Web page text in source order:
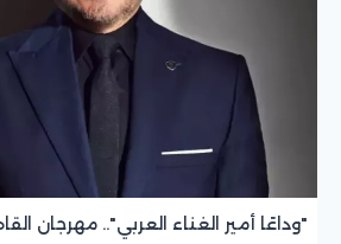
"وداعًا أمير الغناء العربي".. مهرجان